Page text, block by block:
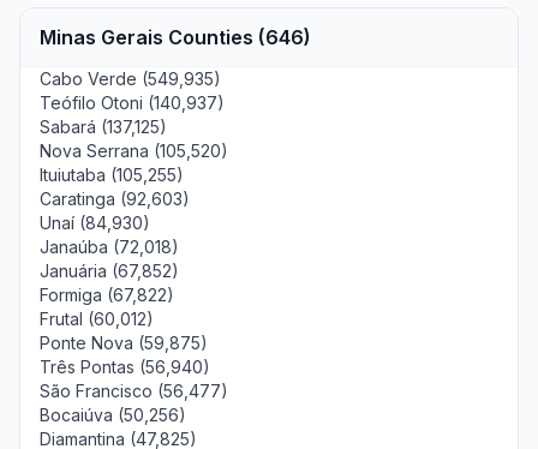
Minas Gerais Counties (646)
Cabo Verde (549,935)
Teófilo Otoni (140,937)
Sabará (137,125)
Nova Serrana (105,520)
Ituiutaba (105,255)
Caratinga (92,603)
Unaí (84,930)
Janaúba (72,018)
Januária (67,852)
Formiga (67,822)
Frutal (60,012)
Ponte Nova (59,875)
Três Pontas (56,940)
São Francisco (56,477)
Bocaiúva (50,256)
Diamantina (47,825)